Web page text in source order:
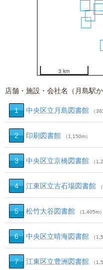
23
5
8
3 km
店舗・施設・会社名（月島駅か
1 中央区立月島図書館 （
2 印刷図書館 （1,150m）
3 中央区立京橋図書館 （
4 江東区立古石場図書館
5 松竹大谷図書館 （1,405m）
6 中央区立晴海図書館 （
7 江東区立豊洲図書館 （